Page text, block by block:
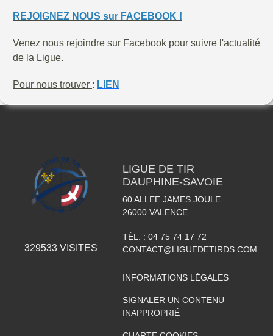
REJOIGNEZ NOUS sur FACEBOOK !
Venez nous rejoindre sur Facebook pour suivre l'actualité
de la Ligue.
Pour nous trouver : LIEN
329533 VISITES
LIGUE DE TIR
DAUPHINE-SAVOIE
60 ALLEE JAMES JOULE
26000 VALENCE
TÉL. : 04 75 74 17 72
CONTACT@LIGUEDETIRDS.COM
INFORMATIONS LÉGALES
SIGNALER UN CONTENU
INAPPROPRIÉ